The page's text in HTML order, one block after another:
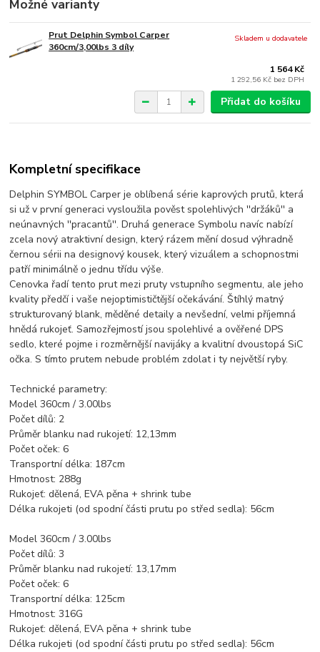
Možné varianty
Prut Delphin Symbol Carper
360cm/3,00lbs 3 díly
1 564 Kč
1 292,56 Kč bez DPH
Skladem u dodavatele
Přidat do košíku
Kompletní specifikace
Delphin SYMBOL Carper je oblíbená série kaprových prutů, která
si už v první generaci vysloužila pověst spolehlivých ''držáků'' a
neúnavných ''pracantů''. Druhá generace Symbolu navíc nabízí
zcela nový atraktivní design, který rázem mění dosud výhradně
černou sérii na designový kousek, který vizuálem a schopnostmi
patří minimálně o jednu třídu výše.
Cenovka řadí tento prut mezi pruty vstupního segmentu, ale jeho
kvality předčí i vaše nejoptimističtější očekávání. Štíhlý matný
strukturovaný blank, měděné detaily a nevšední, velmi příjemná
hnědá rukojeť. Samozřejmostí jsou spolehlivé a ověřené DPS
sedlo, které pojme i rozměrnější navijáky a kvalitní dvoustopá SiC
očka. S tímto prutem nebude problém zdolat i ty největší ryby.
Technické parametry:
Model 360cm / 3.00lbs
Počet dílů: 2
Průměr blanku nad rukojetí: 12,13mm
Počet oček: 6
Transportní délka: 187cm
Hmotnost: 288g
Rukojeť: dělená, EVA pěna + shrink tube
Délka rukojeti (od spodní části prutu po střed sedla): 56cm
Model 360cm / 3.00lbs
Počet dílů: 3
Průměr blanku nad rukojetí: 13,17mm
Počet oček: 6
Transportní délka: 125cm
Hmotnost: 316G
Rukojeť: dělená, EVA pěna + shrink tube
Délka rukojeti (od spodní části prutu po střed sedla): 56cm